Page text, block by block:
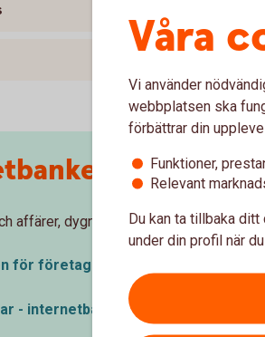
affärer, dygnet runt, världen över.
för företag
- internetbanken
Våra
Vi använder
webbplatsen ska
förbättrar din
Funktioner,
Relevant
Du kan ta tillbaka
under din profil när